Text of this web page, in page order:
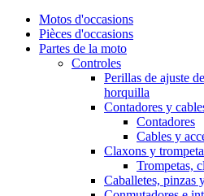
Motos d'occasions
Pièces d'occasions
Partes de la moto
Controles
Perillas de ajuste
horquilla
Contadores y
Contadores
Cables y
Claxons y
Trompetas,
Caballetes, pinzas